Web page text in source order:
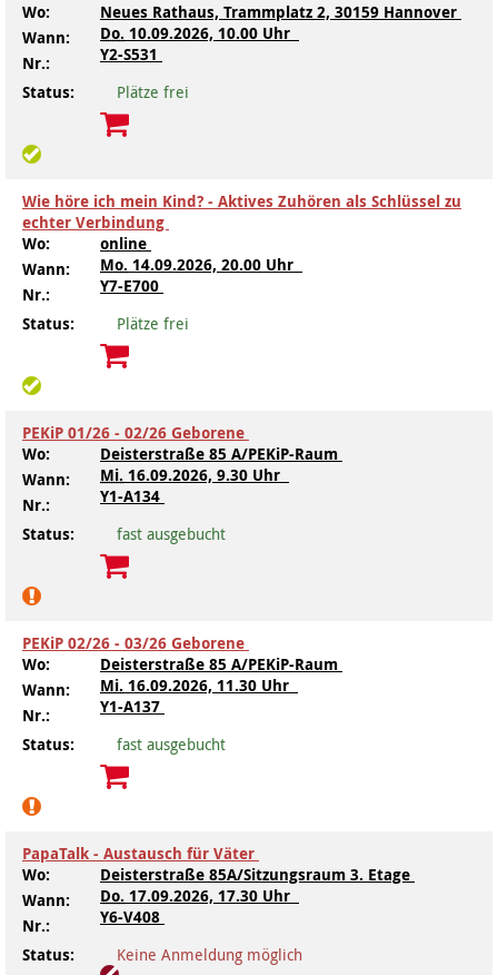
Kindertagesstätte Tresckowstraße
Kindertagesstätte Voltmerstraße
Wo:
Neues Rathaus, Trammplatz 2, 30159 Hannover
Wann:
Do. 10.09.2026, 10.00 Uhr
Nr.:
Y2-S531
Status:
Plätze frei
Wie höre ich mein Kind? - Aktives Zuhören als Schlüssel zu
echter Verbindung
Wo:
online
Wann:
Mo. 14.09.2026, 20.00 Uhr
Nr.:
Y7-E700
Status:
Plätze frei
PEKiP 01/26 - 02/26 Geborene
Wo:
Deisterstraße 85 A/PEKiP-Raum
Wann:
Mi. 16.09.2026, 9.30 Uhr
Nr.:
Y1-A134
Status:
fast ausgebucht
PEKiP 02/26 - 03/26 Geborene
Wo:
Deisterstraße 85 A/PEKiP-Raum
Wann:
Mi. 16.09.2026, 11.30 Uhr
Nr.:
Y1-A137
Status:
fast ausgebucht
PapaTalk - Austausch für Väter
Wo:
Deisterstraße 85A/Sitzungsraum 3. Etage
Wann:
Do. 17.09.2026, 17.30 Uhr
Nr.:
Y6-V408
Status:
Keine Anmeldung möglich